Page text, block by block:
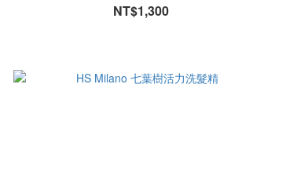
NT$1,300